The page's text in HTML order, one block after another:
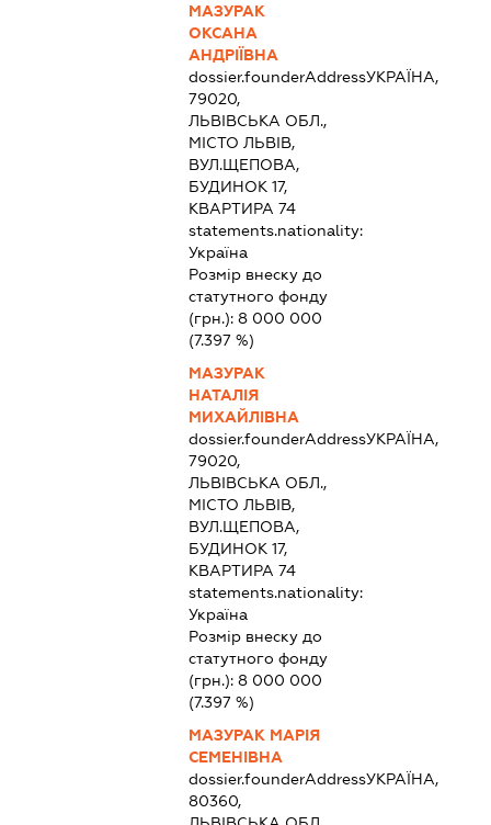
МАЗУРАК
ОКСАНА
АНДРІЇВНА
dossier.founderAddressУКРАЇНА,
79020,
ЛЬВІВСЬКА ОБЛ.,
МІСТО ЛЬВІВ,
ВУЛ.ЩЕПОВА,
БУДИНОК 17,
КВАРТИРА 74
statements.nationality:
Україна
Розмір внеску до
статутного фонду
(грн.): 8 000 000
(7.397 %)
МАЗУРАК
НАТАЛІЯ
МИХАЙЛІВНА
dossier.founderAddressУКРАЇНА,
79020,
ЛЬВІВСЬКА ОБЛ.,
МІСТО ЛЬВІВ,
ВУЛ.ЩЕПОВА,
БУДИНОК 17,
КВАРТИРА 74
statements.nationality:
Україна
Розмір внеску до
статутного фонду
(грн.): 8 000 000
(7.397 %)
МАЗУРАК МАРІЯ
СЕМЕНІВНА
dossier.founderAddressУКРАЇНА,
80360,